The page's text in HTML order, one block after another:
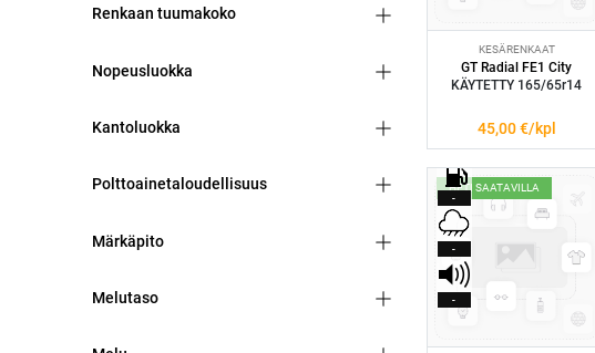
Renkaan tuumakoko
Nopeusluokka
Kantoluokka
Polttoainetaloudellisuus
Märkäpito
Melutaso
KESÄRENKAAT
GT Radial FE1 City
KÄYTETTY 165/65r14
45,00€/kpl
HETI SAATAVILLA
-
-
-